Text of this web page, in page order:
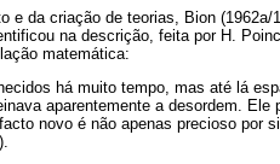
e da criação de teorias, Bion (1962a/
na descrição, feita por H.
matemática:
há muito tempo, mas até lá
aparentemente a desordem. Ele
novo é não apenas precioso por